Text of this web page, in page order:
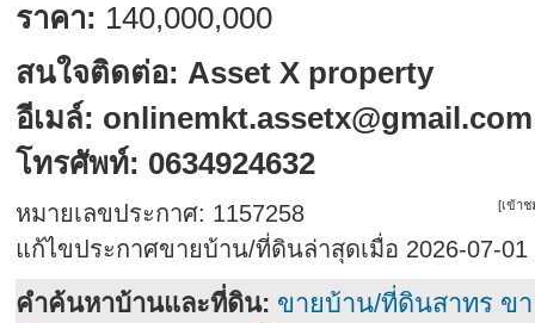
ราคา: 140,000,000
สนใจติดต่อ: Asset X property
อีเมล์: onlinemkt.assetx@gmail.com
โทรศัพท์: 0634924632
[เข้า
หมายเลขประกาศ: 1157258
แก้ไขประกาศขายบ้าน/ที่ดินล่าสุดเมื่อ 2026-07-01
คำค้นหาบ้านและที่ดิน: ขายบ้าน/ที่ดินสาทร ข